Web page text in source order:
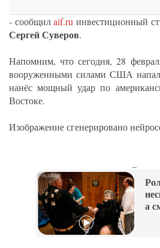
- сообщилaif.ru инвестиционный
Сергей Суверов.
Напомним, что сегодня, 28
вооруженными силами США
нанёс мощный удар по
Востоке.
Изображение сгенерировано
а